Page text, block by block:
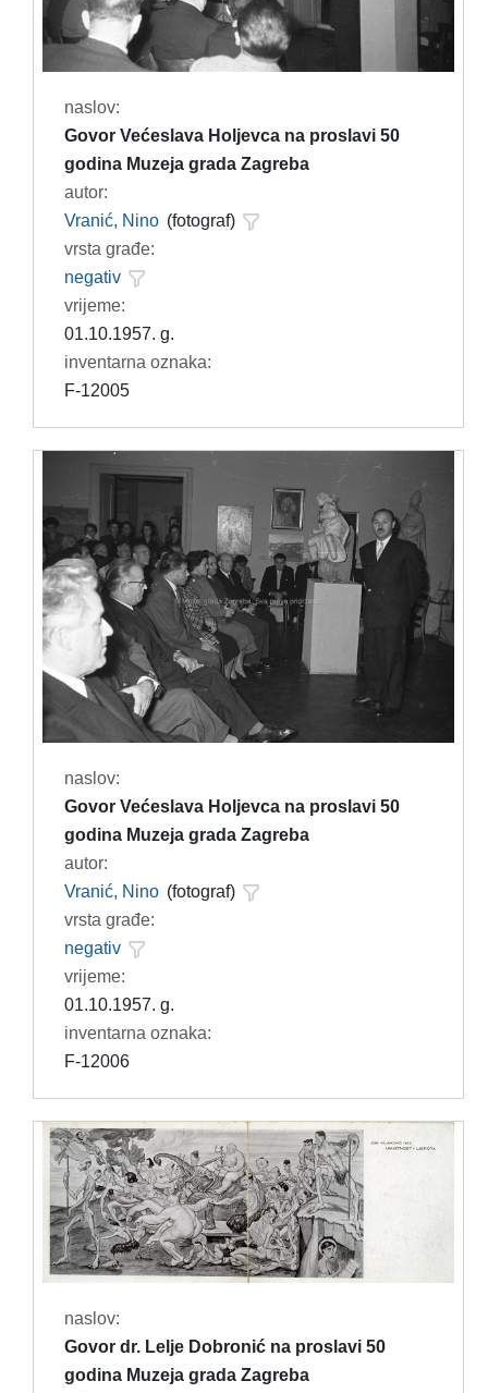
naslov:
Govor Većeslava Holjevca na proslavi 50
godina Muzeja grada Zagreba
autor:
Vranić, Nino (fotograf)
vrsta građe:
negativ
vrijeme:
01.10.1957. g.
inventarna oznaka:
F-12005
naslov:
Govor Većeslava Holjevca na proslavi 50
godina Muzeja grada Zagreba
autor:
Vranić, Nino (fotograf)
vrsta građe:
negativ
vrijeme:
01.10.1957. g.
inventarna oznaka:
F-12006
naslov:
Govor dr. Lelje Dobronić na proslavi 50
godina Muzeja grada Zagreba